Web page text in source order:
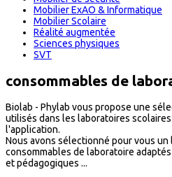
Mobilier ExAO & Informatique
Mobilier Scolaire
Réalité augmentée
Sciences physiques
SVT
consommables de
Biolab - Phylab vous propose une
utilisés dans les laboratoires
l'application.
Nous avons sélectionné pour vous
consommables de laboratoire
et pédagogiques ...